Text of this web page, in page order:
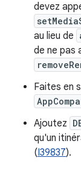
devez
au lieu de
de ne pas
Faites en
Ajoutez
qu'un
(I39837).